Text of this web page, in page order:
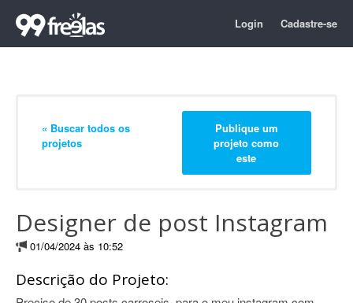
Login Cadastre-se
« Buscar todos os
projetos
Publique um
projeto como
este
Designer de post Instagram
01/04/2024 às 10:52
Descrição do Projeto: